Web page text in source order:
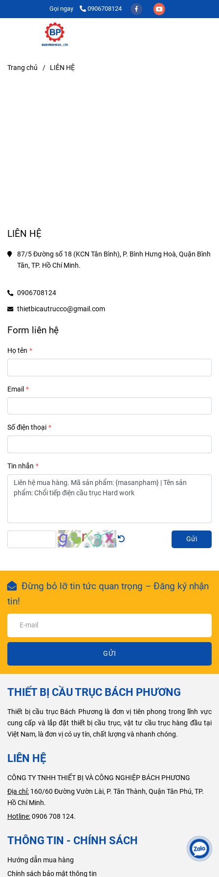
Gọi ngay 0906708124
Trang chủ / LIÊN HỆ
LIÊN HỆ
87/5 Đường số 18 (KCN Tân Bình), P. Bình Hưng Hoà, Quận Bình
Tân, TP. Hồ Chí Minh.
0906708124
thietbicautrucco@gmail.com
Form liên hệ
Họ tên
Email
Số điện thoại
Tin nhắn
Gửi
Đừng bỏ lỡ tin tức quan trọng – Đăng ký nhận
tin!
GỬI
THIẾT BỊ CẦU TRỤC BÁCH PHƯƠNG
Thiết bị cầu trục Bách Phương là đơn vị tiên phong trong lĩnh vực
cung cấp và lắp đặt thiết bị cầu trục, vật tư cầu trục hàng đầu tại
Việt Nam, là đơn vị có uy tín, chất lượng và nhanh chóng.
LIÊN HỆ
CÔNG TY TNHH THIẾT BỊ VÀ CÔNG NGHIỆP BÁCH PHƯƠNG
Địa chỉ: 160/60 Đường Vườn Lài, P. Tân Thành, Quận Tân Phú, TP.
Hồ Chí Minh.
Hotline:0906 708 124.
THÔNG TIN - CHÍNH SÁCH
Hướng dẫn mua hàng
Chính sách bảo mật thông tin